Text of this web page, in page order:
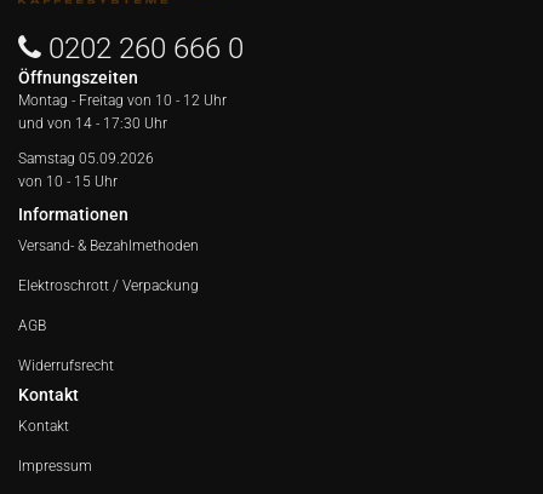
0202 260 666 0
Öffnungszeiten
Montag - Freitag von 10 - 12 Uhr
und von 14 - 17:30 Uhr
Samstag 05.09.2026
von 10 - 15 Uhr
Informationen
Versand- & Bezahlmethoden
Elektroschrott / Verpackung
AGB
Widerrufsrecht
Kontakt
Kontakt
Impressum